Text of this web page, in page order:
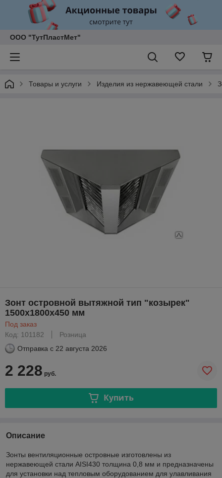
ООО "ТутПластМет"
Товары и услуги Изделия из нержавеющей стали
Зонт островной вытяжной тип "козырек"
1500х1800х450 мм
Под заказ
Код: 101182
Розница
Отправка с 22 августа 2026
2 228 руб.
Купить
Описание
Зонты вентиляционные островные изготовлены из
нержавеющей стали AISI430 толщина 0,8 мм и предназначены
для установки над тепловым оборудованием для улавливания